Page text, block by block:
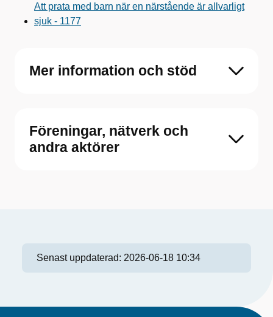
Att prata med barn när en närstående är allvarligt
sjuk - 1177
Mer information och stöd
Föreningar, nätverk och
andra aktörer
Senast uppdaterad: 2026-06-18 10:34